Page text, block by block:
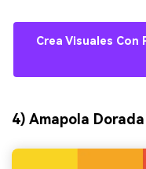
Crea Visuales
4) Amapola Dorada